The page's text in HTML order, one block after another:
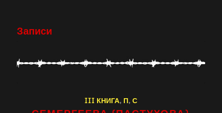
Записи
III КНИГА, П,С